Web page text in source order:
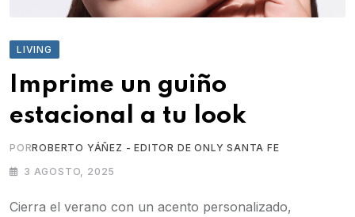
LIVING
Imprime un guiño
estacional a tu look
PORROBERTO YÁÑEZ - EDITOR DE ONLY SANTA FE
3 AGOSTO, 2025
Cierra el verano con un acento personalizado,